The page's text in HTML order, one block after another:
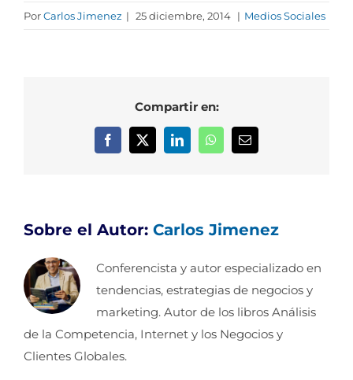
PorCarlos Jimenez | 25 diciembre, 2014 | Medios Sociales
Compartir en:
Facebook
X LinkedInWhatsAppCorreo
electrónico
Sobre el Autor: Carlos Jimenez
Conferencista y autor especializado en
tendencias, estrategias de negocios y
marketing. Autor de los libros Análisis
de la Competencia, Internet y los Negocios y
Clientes Globales.